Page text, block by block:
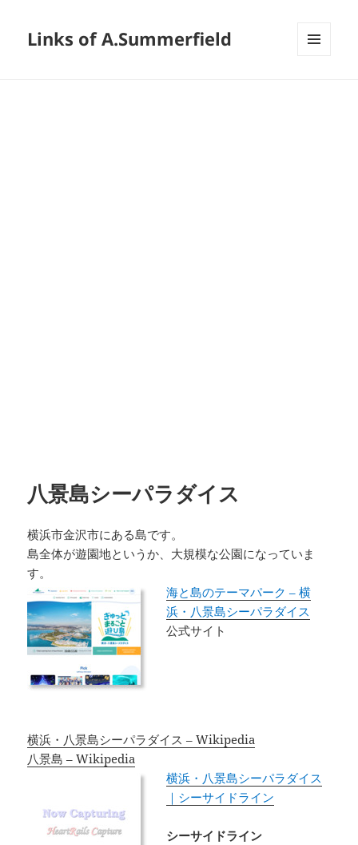
Links of A.Summerfield
八景島シーパラダイス
横浜市金沢市にある島です。
島全体が遊園地というか、大規模な公園になっていま
す。
海と島のテーマパーク – 横
浜・八景島シーパラダイス
公式サイト
横浜・八景島シーパラダイス – Wikipedia
八景島 – Wikipedia
横浜・八景島シーパラダイス
｜シーサイドライン
シーサイドライン